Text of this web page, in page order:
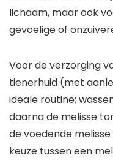
lichaam, maar ook
gevoelige of
Voor de verzorging
tienerhuid (met
ideale routine;
daarna de melisse
de voedende
keuze tussen een